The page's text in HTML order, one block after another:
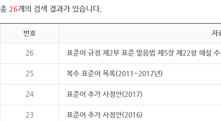
총 26개의 검색 결과가 있습니다.
번호 자
26 표준어 규정 제2부 표준 발음법 제5장 제22항 해설
25 복수 표준어 목록(2011~2017년)
24 표준어 추가 사정안(2017)
23 표준어 추가 사정안(2016)